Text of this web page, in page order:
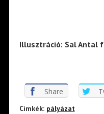
Illusztráció: Sal Antal
Share
Cimkék: pályázat